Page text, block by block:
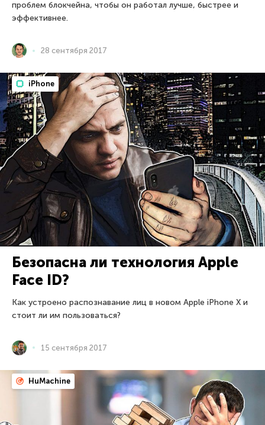
проблем блокчейна, чтобы он работал лучше, быстрее и
эффективнее.
28 сентября 2017
iPhone
Безопасна ли технология Apple
Face ID?
Как устроено распознавание лиц в новом Apple iPhone X и
стоит ли им пользоваться?
15 сентября 2017
HuMachine